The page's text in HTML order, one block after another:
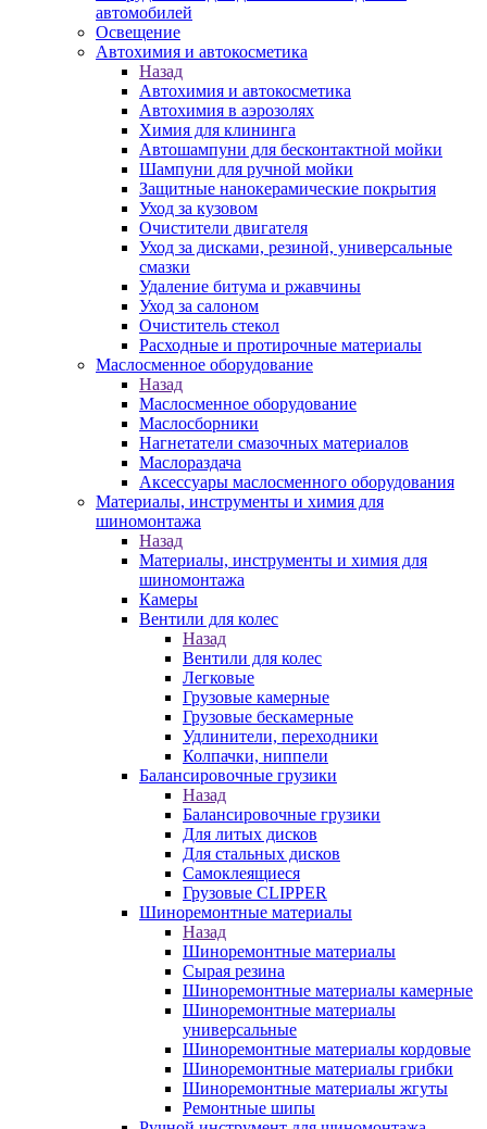
автомобилей
Освещение
Автохимия и автокосметика
Назад
Автохимия и автокосметика
Автохимия в аэрозолях
Химия для клининга
Автошампуни для бесконтактной мойки
Шампуни для ручной мойки
Защитные нанокерамические покрытия
Уход за кузовом
Очистители двигателя
Уход за дисками, резиной, универсальные
смазки
Удаление битума и ржавчины
Уход за салоном
Очиститель стекол
Расходные и протирочные материалы
Маслосменное оборудование
Назад
Маслосменное оборудование
Маслосборники
Нагнетатели смазочных материалов
Маслораздача
Аксессуары маслосменного оборудования
Материалы, инструменты и химия для
шиномонтажа
Назад
Материалы, инструменты и химия для
шиномонтажа
Камеры
Вентили для колес
Назад
Вентили для колес
Легковые
Грузовые камерные
Грузовые бескамерные
Удлинители, переходники
Колпачки, ниппели
Балансировочные грузики
Назад
Балансировочные грузики
Для литых дисков
Для стальных дисков
Самоклеящиеся
Грузовые CLIPPER
Шиноремонтные материалы
Назад
Шиноремонтные материалы
Сырая резина
Шиноремонтные материалы камерные
Шиноремонтные материалы
универсальные
Шиноремонтные материалы кордовые
Шиноремонтные материалы грибки
Шиноремонтные материалы жгуты
Ремонтные шипы